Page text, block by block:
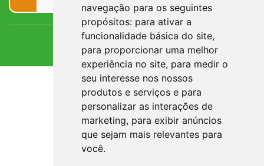
navegação para os seguintes
propósitos: para ativar a
funcionalidade básica do site,
para proporcionar uma melhor
experiência no site, para medir o
seu interesse nos nossos
produtos e serviços e para
personalizar as interações de
marketing, para exibir anúncios
que sejam mais relevantes para
você.